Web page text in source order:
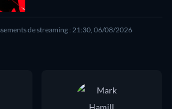
de streaming : 21:30, 06/08/2026